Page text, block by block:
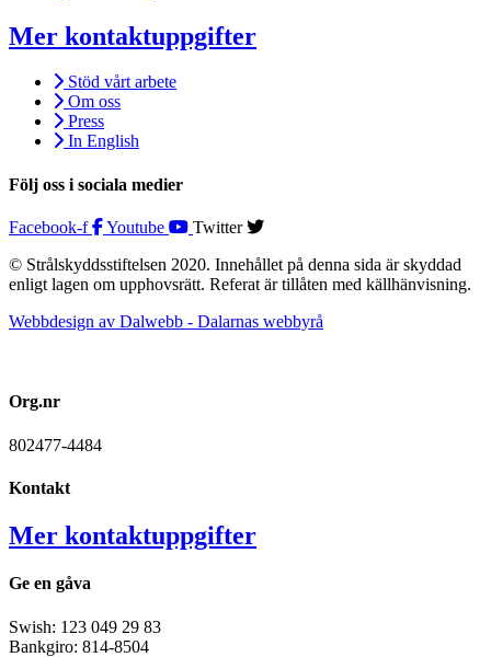
Mer kontaktuppgifter
Stöd vårt arbete
Om oss
Press
In English
Följ oss i sociala medier
Facebook-f Youtube
Twitter
© Strålskyddsstiftelsen 2020. Innehållet på denna sida är skyddad
enligt lagen om upphovsrätt. Referat är tillåten med källhänvisning.
Webbdesign av Dalwebb - Dalarnas webbyrå
Org.nr
802477-4484
Kontakt
Mer kontaktuppgifter
Ge en gåva
Swish: 123 049 29 83
Bankgiro: 814-8504